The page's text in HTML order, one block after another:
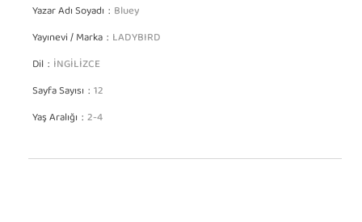
Yazar Adı Soyadı Bluey
Yayınevi / Marka LADYBIRD
Dil İNGİLİZCE
Sayfa Sayısı 12
Yaş Aralığı 2-4